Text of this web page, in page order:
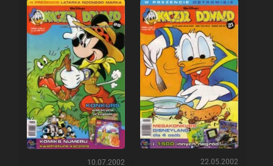
10.07.2002 22.05.2002